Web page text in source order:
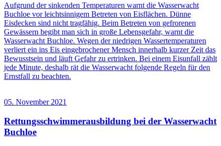
Aufgrund der sinkenden Temperaturen warnt die Wasserwacht
Buchloe vor leichtsinnigem Betreten von Eisflächen. Dünne
Eisdecken sind nicht tragfähig. Beim Betreten von gefrorenen
Gewässern begibt man sich in große Lebensgefahr, warnt die
Wasserwacht Buchloe. Wegen der niedrigen Wassertemperaturen
verliert ein ins Eis eingebrochener Mensch innerhalb kurzer Zeit das
Bewusstsein und läuft Gefahr zu ertrinken. Bei einem Eisunfall zählt
jede Minute, deshalb rät die Wasserwacht folgende Regeln für den
Ernstfall zu beachten.
05. November 2021
Rettungsschwimmerausbildung bei der Wasserwacht
Buchloe